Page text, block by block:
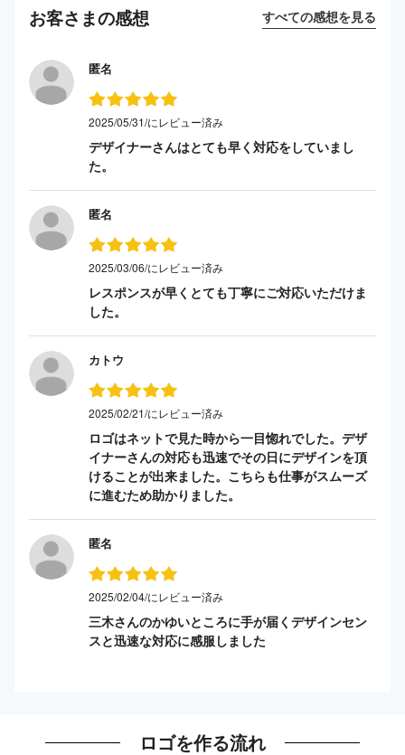
お客さまの感想 すべての感想を見る
匿名
2025/05/31/にレビュー済み
デザイナーさんはとても早く対応をしていまし
た。
匿名
2025/03/06/にレビュー済み
レスポンスが早くとても丁寧にご対応いただけま
した。
カトウ
2025/02/21/にレビュー済み
ロゴはネットで見た時から一目惚れでした。デザ
イナーさんの対応も迅速でその日にデザインを頂
けることが出来ました。こちらも仕事がスムーズ
に進むため助かりました。
匿名
2025/02/04/にレビュー済み
三木さんのかゆいところに手が届くデザインセン
スと迅速な対応に感服しました
ロゴを作る流れ